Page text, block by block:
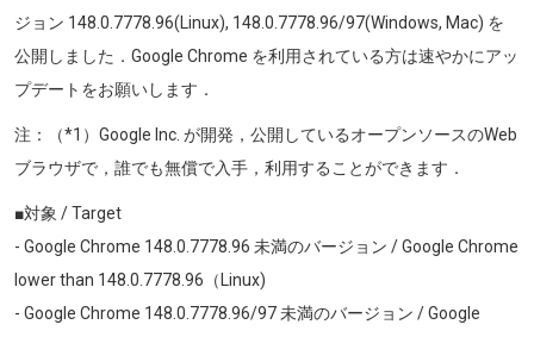
ジョン 148.0.7778.96(Linux), 148.0.7778.96/97(Windows, Mac) を
公開しました．Google Chrome を利用されている方は速やかにアッ
プデートをお願いします．
注：（*1）Google Inc. が開発，公開しているオープンソースのWeb
ブラウザで，誰でも無償で入手，利用することができます．
■対象 / Target
- Google Chrome 148.0.7778.96 未満のバージョン / Google Chrome
lower than 148.0.7778.96 （Linux)
- Google Chrome 148.0.7778.96/97未満のバージョン / Google